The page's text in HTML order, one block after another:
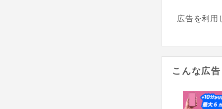
広告を利用
こんな広